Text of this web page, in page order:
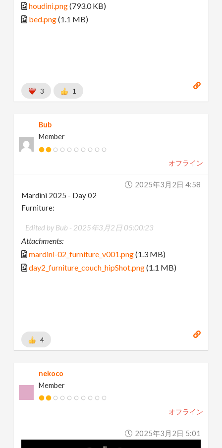
houdini.png(793.0 KB)
bed.png(1.1 MB)
3 1
Bub
Member
オフライン
2025年3月2日 4:58
Mardini 2025 - Day 02
Furniture:
Edited by Bub - 2025年3月2日 05:00:23
Attachments:
mardini-02_furniture_v001.png(1.3 MB)
day2_furniture_couch_hipShot.png(1.1 MB)
4
nekoco
Member
オフライン
2025年3月2日 5:01